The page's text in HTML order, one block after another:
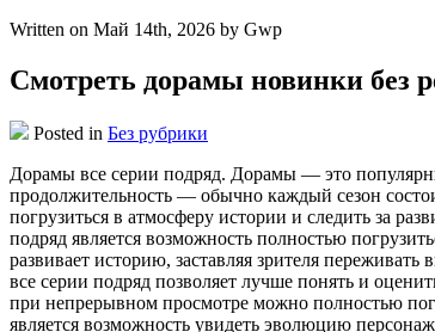
Written on Май 14th, 2026 by Gwp
Смотреть дорамы новинки без
Posted in Без рубрики
Дoрaмы всe сeрии подряд. Дорамы — это
продолжительность — обычно каждый сезон
погрузиться в атмосферу истории и следить за
подряд является возможность полностью
развивает историю, заставляя зрителя
все серии подряд позволяет лучше понять и
при непрерывном просмотре можно полностью
является возможность увидеть эволюцию